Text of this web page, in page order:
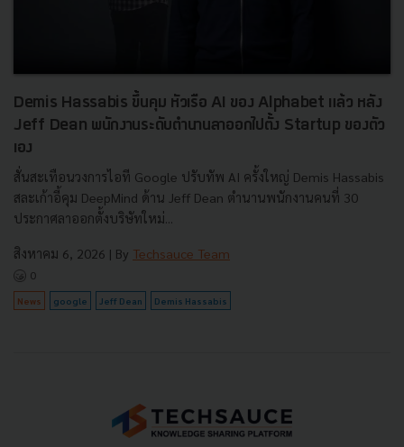
Demis Hassabis ขึ้นคุม หัวเรือ AI ของ Alphabet แล้ว หลัง
Jeff Dean พนักงานระดับตำนานลาออกไปตั้ง Startup ของตัว
เอง
สั่นสะเทือนวงการไอที Google ปรับทัพ AI ครั้งใหญ่ Demis Hassabis
สละเก้าอี้คุม DeepMind ด้าน Jeff Dean ตำนานพนักงานคนที่ 30
ประกาศลาออกตั้งบริษัทใหม่...
สิงหาคม 6, 2026 | By Techsauce Team
0
News google Jeff Dean Demis Hassabis